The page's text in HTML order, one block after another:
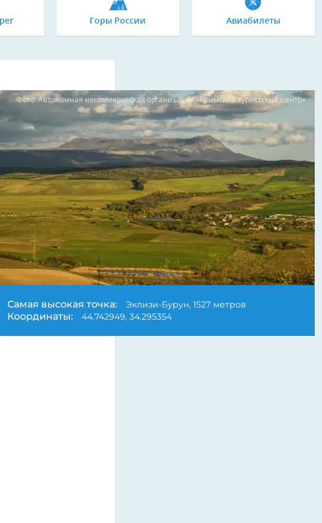
Горы России Авиабилеты
Фото: Автономная некоммерческая организация «Крымский туристский центр»
Самая высокая точка: Эклизи-Бурун, 1527 метров
Координаты: 44.742949, 34.295354